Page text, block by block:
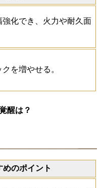
強化でき、火力や耐久面
を増やせる。
醒は？
めのポイント